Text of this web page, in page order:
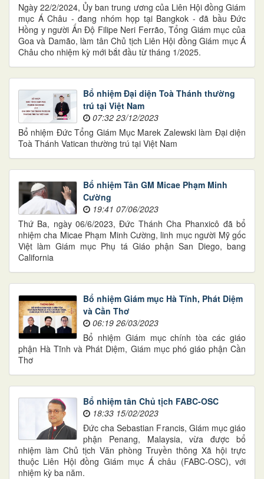
Ngày 22/2/2024, Ủy ban trung ương của Liên Hội đồng Giám
mục Á Châu - đang nhóm họp tại Bangkok - đã bầu Đức
Hồng y người Ấn Độ Filipe Neri Ferrão, Tổng Giám mục của
Goa và Damão, làm tân Chủ tịch Liên Hội đồng Giám mục Á
Châu cho nhiệm kỳ mới bắt đầu từ tháng 1/2025.
Bổ nhiệm Đại diện Toà Thánh thường
trú tại Việt Nam
07:32 23/12/2023
Bổ nhiệm Đức Tổng Giám Mục Marek Zalewski làm Đại diện
Toà Thánh Vatican thường trú tại Việt Nam
Bổ nhiệm Tân GM Micae Phạm Minh
Cường
19:41 07/06/2023
Thứ Ba, ngày 06/6/2023, Đức Thánh Cha Phanxicô đã bổ
nhiệm cha Micae Phạm Minh Cường, linh mục người Mỹ gốc
Việt làm Giám mục Phụ tá Giáo phận San Diego, bang
California
Bổ nhiệm Giám mục Hà Tĩnh, Phát Diệm
và Cần Thơ
06:19 26/03/2023
Bổ nhiệm Giám mục chính tòa các giáo
phận Hà Tĩnh và Phát Diệm, Giám mục phó giáo phận Cần
Thơ
Bổ nhiệm tân Chủ tịch FABC-OSC
18:33 15/02/2023
Đức cha Sebastian Francis, Giám mục giáo
phận Penang, Malaysia, vừa được bổ
nhiệm làm Chủ tịch Văn phòng Truyền thông Xã hội trực
thuộc Liên Hội đồng Giám mục Á châu (FABC-OSC), với
nhiệm kỳ ba năm.